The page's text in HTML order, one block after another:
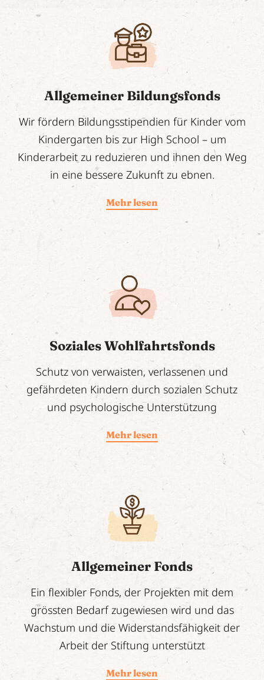
Allgemeiner Bildungsfonds
Wir fördern Bildungsstipendien für Kinder vom
Kindergarten bis zur High School – um
Kinderarbeit zu reduzieren und ihnen den Weg
in eine bessere Zukunft zu ebnen.
Mehr lesen
Soziales Wohlfahrtsfonds
Schutz von verwaisten, verlassenen und
gefährdeten Kindern durch sozialen Schutz
und psychologische Unterstützung
Mehr lesen
Allgemeiner Fonds
Ein flexibler Fonds, der Projekten mit dem
grössten Bedarf zugewiesen wird und das
Wachstum und die Widerstandsfähigkeit der
Arbeit der Stiftung unterstützt
Mehr lesen